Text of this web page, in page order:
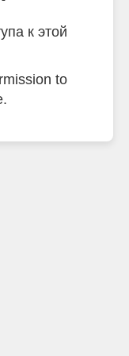
к этой
to